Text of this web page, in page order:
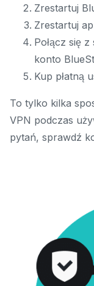
Zrestartuj
Zrestartuj
Połącz się
konto
Kup płatną
To tylko kilka
VPN podczas
pytań, sprawdź